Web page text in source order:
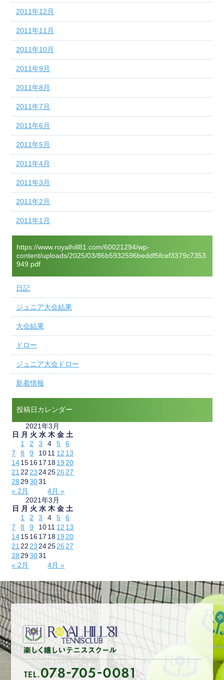
2011年12月
2011年11月
2011年10月
2011年9月
2011年8月
2011年7月
2011年6月
2011年5月
2011年4月
2011年3月
2011年2月
2011年1月
https://www.royalhill81.com/60021294/wp-
content/uploads/2025/03/86b5932596beddf5fcef3379c7353
949.pdf
日記
ジュニア大会結果
大会結果
ドロー
ジュニア大会ドロー
新着情報
投稿日カレンダー
2021年3月
日
月 火 水 木 金 土
« 2月 4月 »
1 2 3 4 5
6
7
8 9 1011 12 13
141516 17 18 19 20
21 22 23 242526 27
28 293031
2021年3月
日
月 火 水 木 金 土
« 2月 4月 »
1 2 3 4 5
6
7
8 9 1011 12 13
141516 17 18 19 20
21 22 23 242526 27
28 293031